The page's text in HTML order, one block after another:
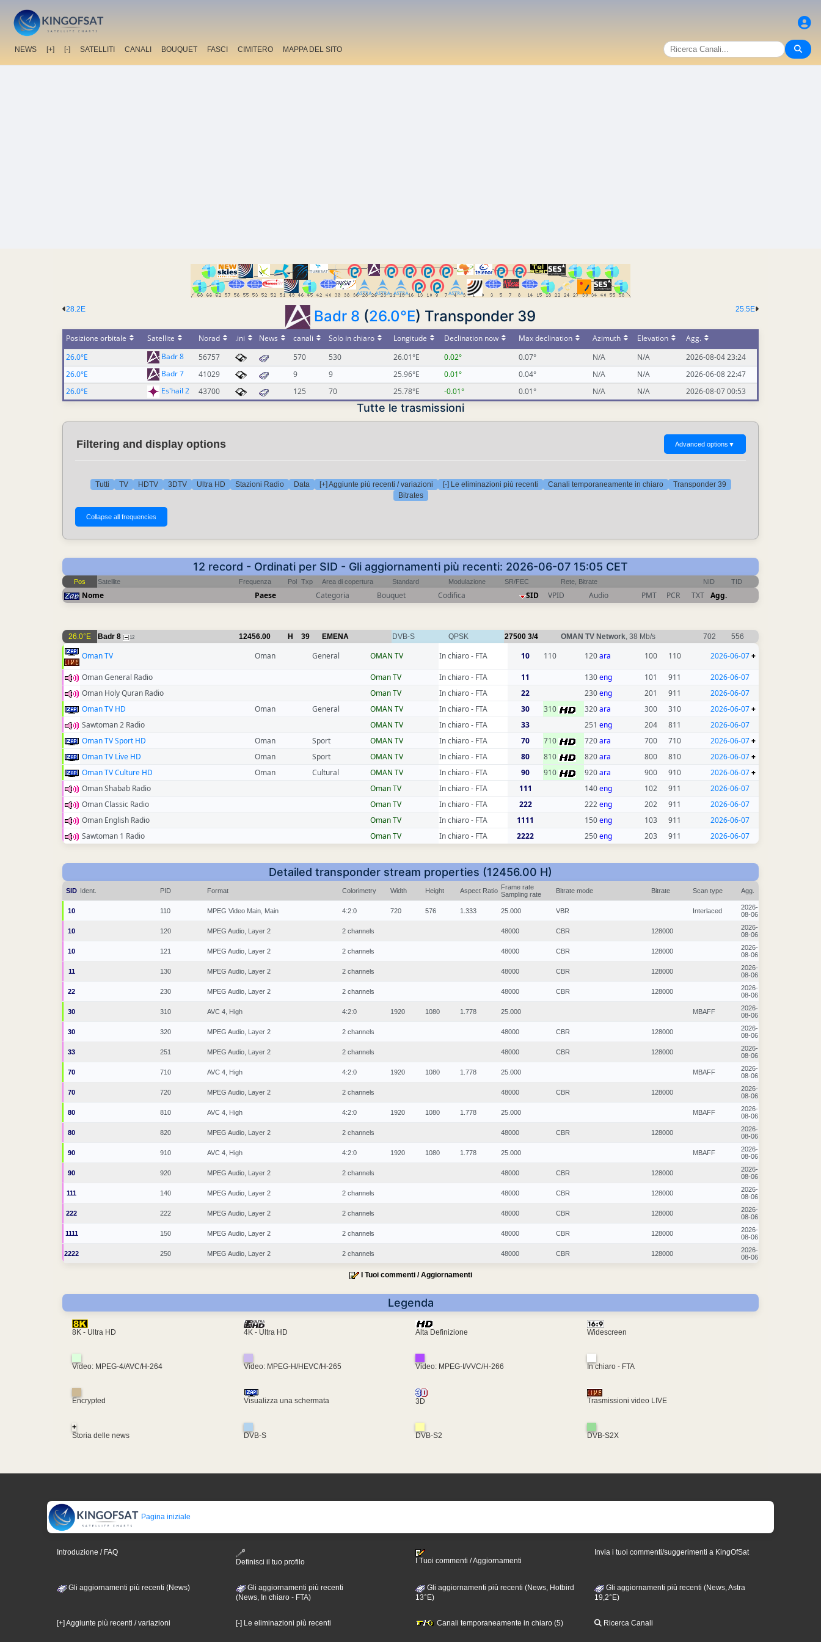
NEWS [+] [-] SATELLITI CANALI BOUQUET FASCI CIMITERO MAPPA DEL SITO
25.5E
28.2E Badr 8 (26.0°E) Transponder 39
Posizione orbitale Satellite Norad .ini News canali Solo in chiaro Longitude Declination now Max declination Azimuth Elevation
Agg.
26.0°E
Badr 8 56757 570 530 26.01°E 0.02° 0.07° N/A N/A
2026-08-04 23:24
26.0°E
Badr 7 41029 9 9 25.96°E 0.01° 0.04° N/A N/A
2026-06-08 22:47
26.0°E
Es'hail 2 43700 125 70 25.78°E -0.01° 0.01° N/A N/A 2026-08-07 00:53
Tutte le trasmissioni
Filtering and display options Advanced options ▼
Tutti TV HDTV 3DTV Ultra HD Stazioni Radio Data [+] Aggiunte più recenti / variazioni [-] Le eliminazioni più recenti Canali temporaneamente in chiaro
Transponder 39
Bitrates
12 record - Ordinati per SID - Gli aggiornamenti più recenti: 2026-06-07 15:05 CET
Pos Satellite Frequenza Pol Txp Area di copertura Standard Modulazione SR/FEC Rete, Bitrate NID TID
Nome Paese Categoria Bouquet Codifica SID VPID Audio PMT PCR TXT Agg.
26.0°E Badr 8 12 12456.00 H 39 EMENA DVB-S QPSK 27500 3/4 OMAN TV Network, 38 Mb/s 702 556
Oman TV Oman General OMAN TV In chiaro - FTA 10 110 120ara 100 110 2026-06-07+
Oman General Radio Oman TV In chiaro - FTA 11 130eng 101 911
2026-06-07
Oman Holy Quran Radio
Oman TV In chiaro - FTA 22 230eng 201 911
2026-06-07
Oman TV HD
Oman General OMAN TV In chiaro - FTA 30 310 320ara 300 310 2026-06-07+
Sawtoman 2 Radio
OMAN TV In chiaro - FTA 33 251 eng 204 811
2026-06-07
Oman TV Sport HD
Oman Sport OMAN TV In chiaro - FTA 70 710 720ara 700 710 2026-06-07+
Oman TV Live HD
Oman Sport OMAN TV In chiaro - FTA 80 810 820ara 800 810 2026-06-07+
Oman TV Culture HD
Oman Cultural OMAN TV In chiaro - FTA 90 910 920ara 900 910 2026-06-07+
Oman Shabab Radio
Oman TV In chiaro - FTA 111 140eng 102 911
2026-06-07
Oman Classic Radio
Oman TV In chiaro - FTA 222 222eng 202 911
2026-06-07
Oman English Radio
Oman TV In chiaro - FTA 1111 150eng 103 911
2026-06-07
Sawtoman 1 Radio
Oman TV In chiaro - FTA 2222 250eng 203 911 2026-06-07
Detailed transponder stream properties (12456.00 H)
SID Ident. PID Format Colorimetry Width Height Aspect Ratio Frame rate
Sampling rate
Bitrate mode Bitrate Scan type Agg.
10 110 MPEG Video Main, Main 4:2:0 720 576 1.333 25.000 VBR Interlaced
2026-
08-06
10 120 MPEG Audio, Layer 2 2 channels 48000 CBR 128000
2026-
08-06
10 121 MPEG Audio, Layer 2 2 channels 48000 CBR 128000
2026-
08-06
11 130 MPEG Audio, Layer 2 2 channels 48000 CBR 128000
2026-
08-06
22 230 MPEG Audio, Layer 2 2 channels 48000 CBR 128000
2026-
08-06
30 310 AVC 4, High 4:2:0 1920 1080 1.778 25.000 MBAFF
2026-
08-06
30 320 MPEG Audio, Layer 2 2 channels 48000 CBR 128000
2026-
08-06
33 251 MPEG Audio, Layer 2 2 channels 48000 CBR 128000
2026-
08-06
70 710 AVC 4, High 4:2:0 1920 1080 1.778 25.000 MBAFF
2026-
08-06
70 720 MPEG Audio, Layer 2 2 channels 48000 CBR 128000
2026-
08-06
80 810 AVC 4, High 4:2:0 1920 1080 1.778 25.000 MBAFF
2026-
08-06
80 820 MPEG Audio, Layer 2 2 channels 48000 CBR 128000
2026-
08-06
90 910 AVC 4, High 4:2:0 1920 1080 1.778 25.000 MBAFF
2026-
08-06
90 920 MPEG Audio, Layer 2 2 channels 48000 CBR 128000
2026-
08-06
111 140 MPEG Audio, Layer 2 2 channels 48000 CBR 128000
2026-
08-06
222 222 MPEG Audio, Layer 2 2 channels 48000 CBR 128000
2026-
08-06
1111 150 MPEG Audio, Layer 2 2 channels 48000 CBR 128000
2026-
08-06
2222 250 MPEG Audio, Layer 2 2 channels 48000 CBR 128000
2026-
08-06
I Tuoi commenti / Aggiornamenti
Legenda
8K - Ultra HD 4K - Ultra HD Alta Definizione Widescreen
Video: MPEG-4/AVC/H-264 Video: MPEG-H/HEVC/H-265 Video: MPEG-I/VVC/H-266 In chiaro - FTA
Encrypted Visualizza una schermata 3D Trasmissioni video LIVE
+
Storia delle news
DVB-S DVB-S2 DVB-S2X
Pagina iniziale
Introduzione / FAQ
Definisci il tuo profilo
I Tuoi commenti / Aggiornamenti
Invia i tuoi commenti/suggerimenti a KingOfSat
Gli aggiornamenti più recenti (News)
Gli aggiornamenti più recenti
(News, In chiaro - FTA)
Gli aggiornamenti più recenti (News, Hotbird
13°E)
Gli aggiornamenti più recenti (News, Astra
19,2°E)
[+] Aggiunte più recenti / variazioni [-] Le eliminazioni più recenti Canali temporaneamente in chiaro (5) Ricerca Canali